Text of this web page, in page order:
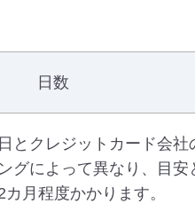
日数
とクレジットカード会社
グによって異なり、目安
カ月程度かかります。